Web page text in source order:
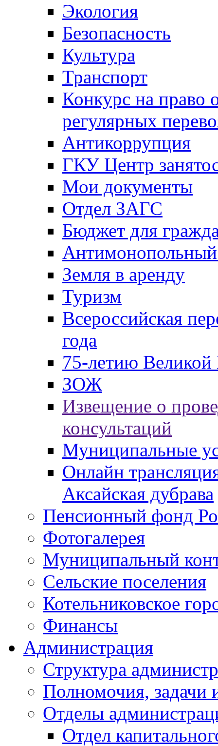
Экология
Безопасность
Культура
Транспорт
Конкурс на право
регулярных
Антикоррупция
ГКУ Центр
Мои документы
Отдел ЗАГС
Бюджет для
Антимонопольный
Земля в аренду
Туризм
Всероссийская
года
75-летию
ЗОЖ
Извещение о
консультаций
Муниципальные
Онлайн
Аксайская дубрава
Пенсионный фонд
Фотогалерея
Муниципальный
Сельские поселения
Котельниковское
Финансы
Администрация
Структура
Полномочия, задачи
Отделы
Отдел